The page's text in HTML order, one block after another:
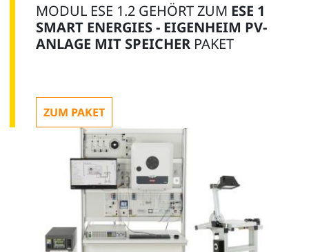
MODUL ESE 1.2 GEHÖRT ZUM ESE 1
SMART ENERGIES - EIGENHEIM PV-
ANLAGE MIT SPEICHERPAKET
ZUM PAKET